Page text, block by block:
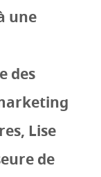
une
des
Lise
de